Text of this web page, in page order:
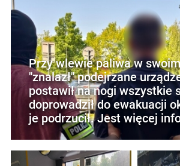
Przy wlewie paliwa w
"znalazł" podejrzane
postawił na nogi wszystkie
doprowadził do ewakuacji
je podrzucił. Jest więcej